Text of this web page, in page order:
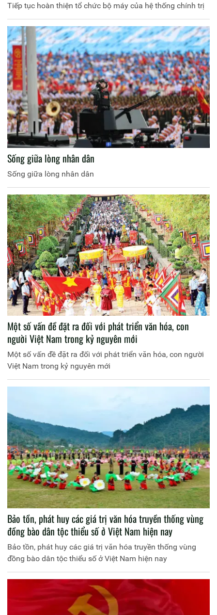
Tiếp tục hoàn thiện tổ chức bộ máy của hệ thống chính trị
Sống giữa lòng nhân dân
Sống giữa lòng nhân dân
Một số vấn đề đặt ra đối với phát triển văn hóa, con
người Việt Nam trong kỷ nguyên mới
Một số vấn đề đặt ra đối với phát triển văn hóa, con người
Việt Nam trong kỷ nguyên mới
Bảo tồn, phát huy các giá trị văn hóa truyền thống vùng
đồng bào dân tộc thiểu số ở Việt Nam hiện nay
Bảo tồn, phát huy các giá trị văn hóa truyền thống vùng
đồng bào dân tộc thiểu số ở Việt Nam hiện nay